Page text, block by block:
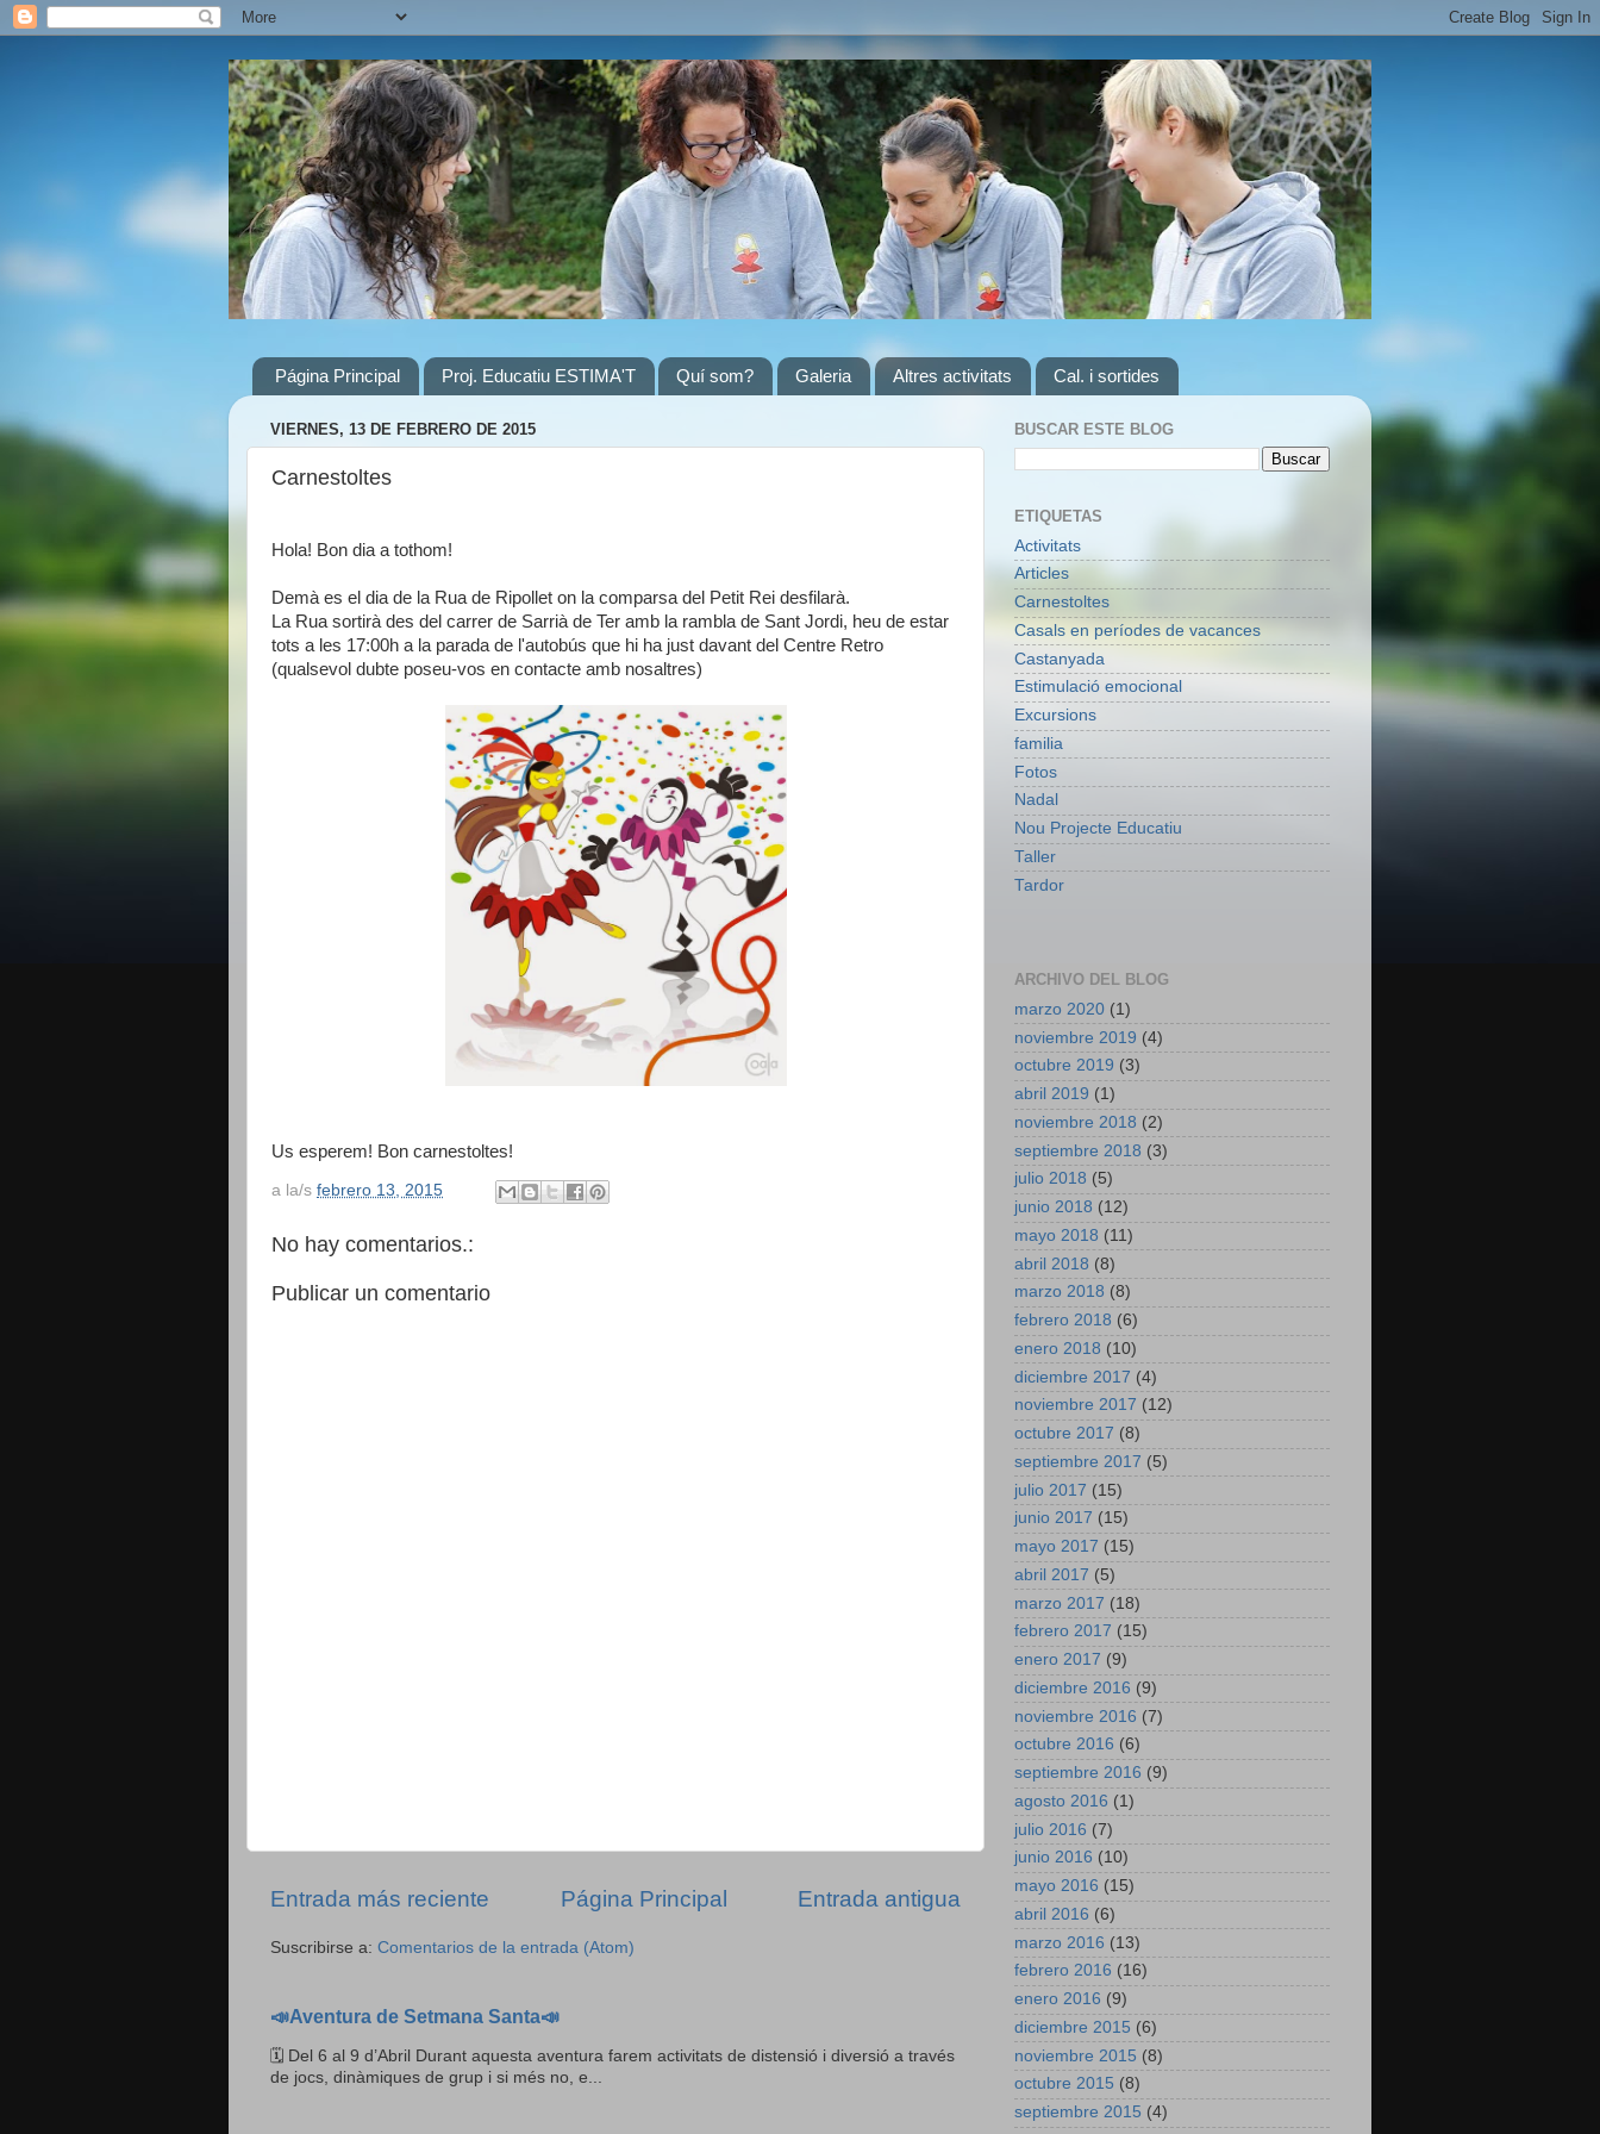
Página Principal Proj. Educatiu ESTIMA'T Quí som? Galeria Altres activitats Cal. i sortides
VIERNES, 13 DE FEBRERO DE 2015
Carnestoltes
Hola! Bon dia a tothom!
Demà es el dia de la Rua de Ripollet on la comparsa del Petit Rei desfilarà.
La Rua sortirà des del carrer de Sarrià de Ter amb la rambla de Sant Jordi, heu de estar
tots a les 17:00h a la parada de l'autobús que hi ha just davant del Centre Retro
(qualsevol dubte poseu-vos en contacte amb nosaltres)
Us esperem! Bon carnestoltes!
a la/s febrero 13, 2015
No hay comentarios.:
Publicar un comentario
Entrada más reciente Entrada antigua
Página Principal
Suscribirse a: Comentarios de la entrada (Atom)
📣Aventura de Setmana Santa📣
🗓 Del 6 al 9 d’Abril Durant aquesta aventura farem activitats de distensió i diversió a través
de jocs, dinàmiques de grup i si més no, e...
BUSCAR ESTE BLOG
ETIQUETAS
Activitats
Articles
Carnestoltes
Casals en períodes de vacances
Castanyada
Estimulació emocional
Excursions
familia
Fotos
Nadal
Nou Projecte Educatiu
Taller
Tardor
ARCHIVO DEL BLOG
marzo 2020 (1)
noviembre 2019 (4)
octubre 2019 (3)
abril 2019 (1)
noviembre 2018 (2)
septiembre 2018 (3)
julio 2018 (5)
junio 2018 (12)
mayo 2018 (11)
abril 2018 (8)
marzo 2018 (8)
febrero 2018 (6)
enero 2018 (10)
diciembre 2017 (4)
noviembre 2017 (12)
octubre 2017 (8)
septiembre 2017 (5)
julio 2017 (15)
junio 2017 (15)
mayo 2017 (15)
abril 2017 (5)
marzo 2017 (18)
febrero 2017 (15)
enero 2017 (9)
diciembre 2016 (9)
noviembre 2016 (7)
octubre 2016 (6)
septiembre 2016 (9)
agosto 2016 (1)
julio 2016 (7)
junio 2016 (10)
mayo 2016 (15)
abril 2016 (6)
marzo 2016 (13)
febrero 2016 (16)
enero 2016 (9)
diciembre 2015 (6)
noviembre 2015 (8)
octubre 2015 (8)
septiembre 2015 (4)